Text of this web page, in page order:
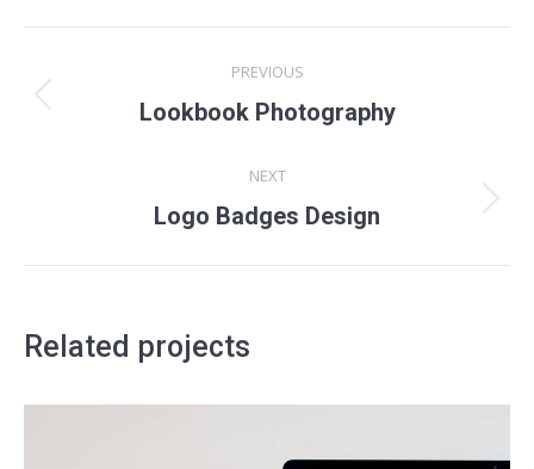
navigation
PREVIOUS
Previous
Lookbook Photography
NEXT
Next
Logo Badges Design
Related projects